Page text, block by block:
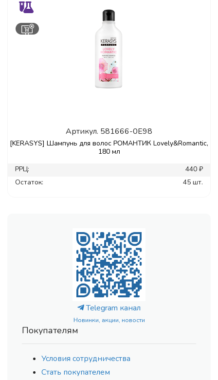
Артикул. 581666-0E98
[KERASYS] Шампунь для волос РОМАНТИК Lovely&Romantic,
180 мл
РРЦ:
440 ₽
Остаток:
45 шт.
Telegram канал
Новинки, акции, новости
Покупателям
Условия сотрудничества
Стать покупателем